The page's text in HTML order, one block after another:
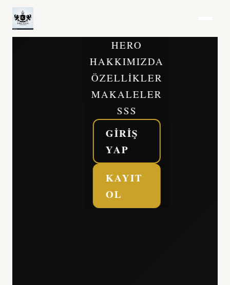
HERO
HAKKIMIZDA
ÖZELLIKLER
MAKALELER
SSS
GIRIŞ
YAP
KAYIT
OL